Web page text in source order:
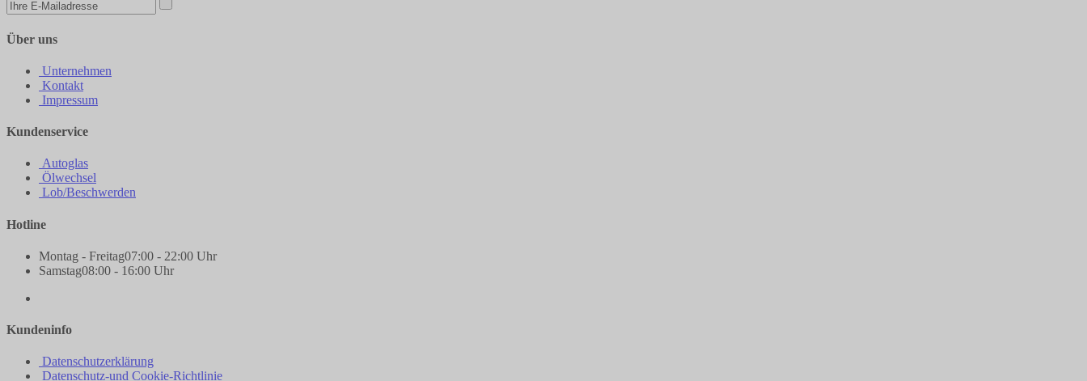
Über uns
Unternehmen
Kontakt
Impressum
Kundenservice
Autoglas
Ölwechsel
Lob/Beschwerden
Hotline
Montag - Freitag07:00 - 22:00 Uhr
Samstag08:00 - 16:00 Uhr
Kundeninfo
Datenschutzerklärung
Datenschutz-und Cookie-Richtlinie